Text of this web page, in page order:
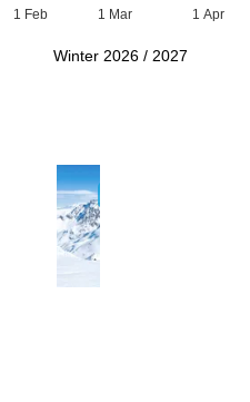
1 Feb 1 Mar 1 Apr
Winter 2026 / 2027